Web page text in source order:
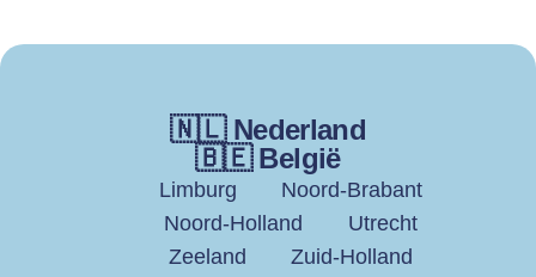
🇳🇱 Nederland
🇧🇪 België
Limburg
Noord-Brabant
Noord-Holland
Utrecht
Zeeland
Zuid-Holland